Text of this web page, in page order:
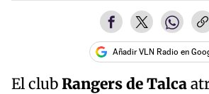
Añadir VLN Radio en
El clubRangers de Talca